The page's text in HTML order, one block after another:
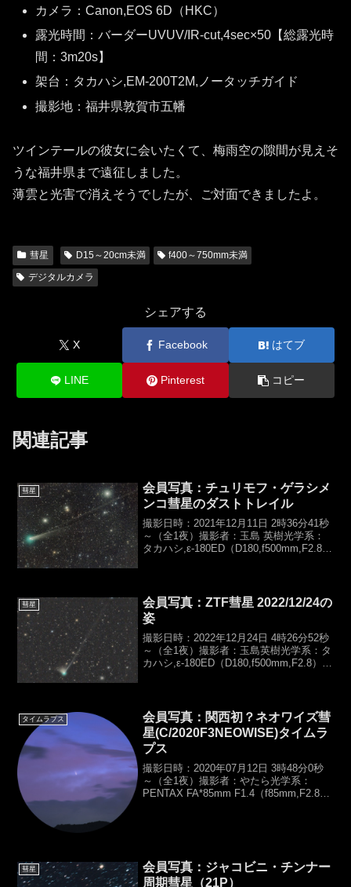
カメラ：Canon,EOS 6D（HKC）
露光時間：バーダーUVUV/IR-cut,4sec×50【総露光時
間：3m20s】
架台：タカハシ,EM-200T2M,ノータッチガイド
撮影地：福井県敦賀市五幡
ツインテールの彼女に会いたくて、梅雨空の隙間が見えそ
うな福井県まで遠征しました。
薄雲と光害で消えそうでしたが、ご対面できましたよ。
彗星 D15～20cm未満
f400～750mm未満
デジタルカメラ
シェアする
X Facebook はてブ
LINE Pinterest コピー
関連記事
彗星
会員写真：チュリモフ・ゲラシメ
ンコ彗星のダストトレイル
撮影日時：2021年12月11日 2時36分41秒
～（全1夜）撮影者：玉島 英樹光学系：
タカハシ,ε-180ED（D180,f500mm,F2.8）
彗星
会員写真：ZTF彗星 2022/12/24の
姿
撮影日時：2022年12月24日 4時26分52秒
～（全1夜）撮影者：玉島英樹光学系：タ
カハシ,ε-180ED（D180,f500mm,F2.8）カ
タイムラプス
会員写真：関西初？ネオワイズ彗
星(C/2020F3NEOWISE)タイムラ
プス
撮影日時：2020年07月12日 3時48分0秒
～（全1夜）撮影者：やたら光学系：
PENTAX FA*85mm F1.4（f85mm,F2.8）
彗星
会員写真：ジャコビニ・チンナー
周期彗星（21P）